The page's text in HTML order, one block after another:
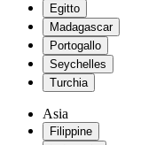
Egitto
Madagascar
Portogallo
Seychelles
Turchia
Asia
Filippine